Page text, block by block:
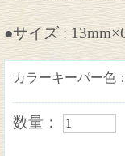
●サイズ :
カラーキーパー色
数量：